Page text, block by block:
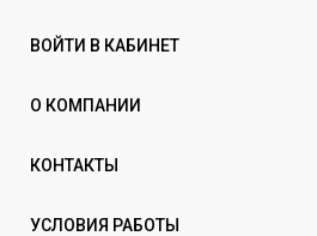
ВОЙТИ В КАБИНЕТ
О КОМПАНИИ
КОНТАКТЫ
УСЛОВИЯ РАБОТЫ